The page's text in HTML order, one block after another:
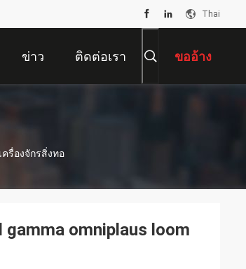
Thai
ข่าว ติดต่อเรา ขออ้าง
ครื่องจักรสิ่งทอ
omniplaus loom